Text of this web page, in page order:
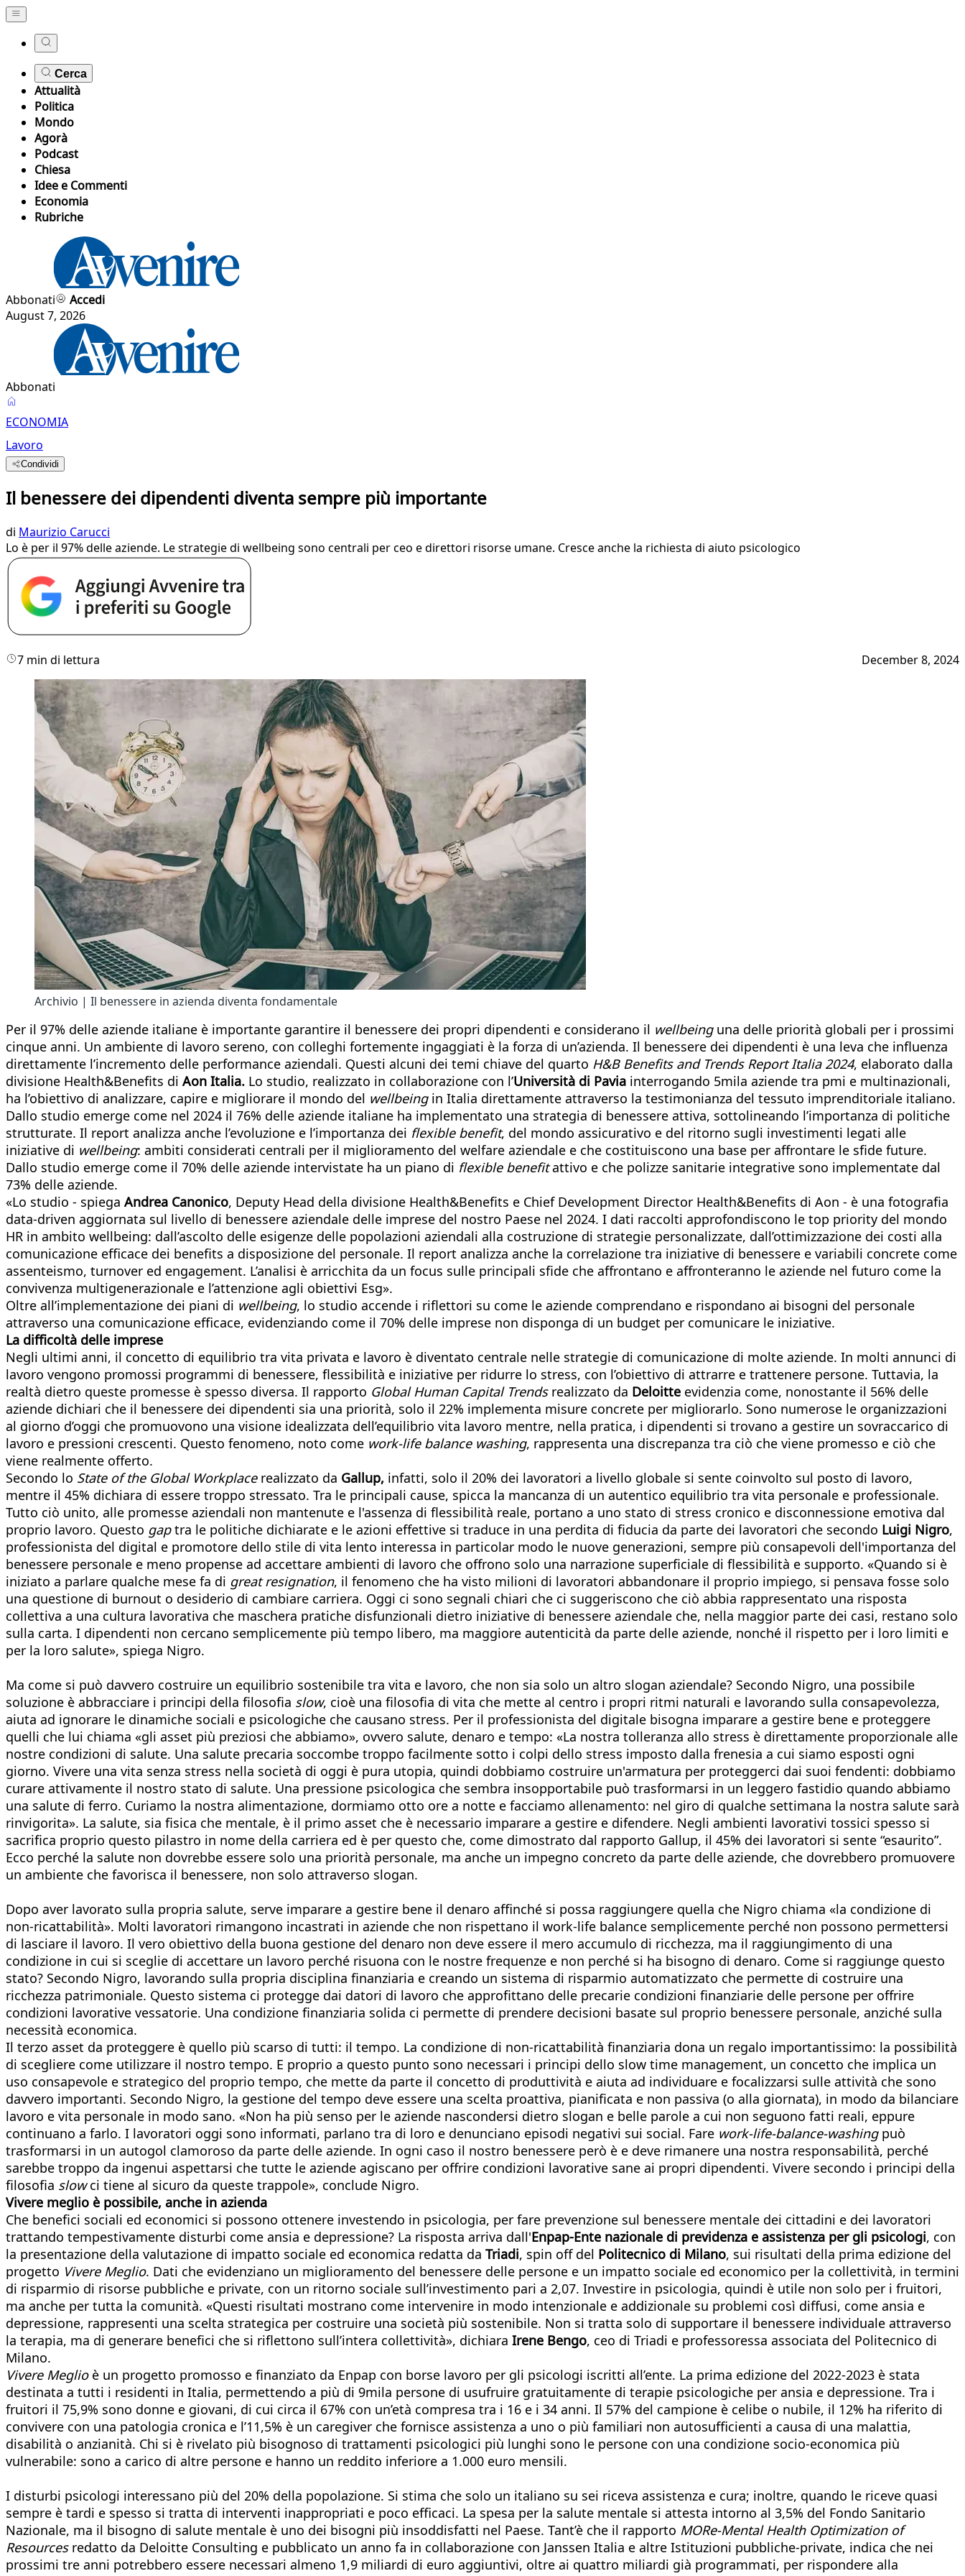
Cerca
Attualità
Politica
Mondo
Agorà
Podcast
Chiesa
Idee e Commenti
Economia
Rubriche
Abbonati
Accedi
August 7, 2026
Abbonati
ECONOMIA
Lavoro
Condividi
Il benessere dei dipendenti diventa sempre più importante
di Maurizio Carucci
Lo è per il 97% delle aziende. Le strategie di wellbeing sono centrali per ceo e direttori risorse umane. Cresce anche la richiesta di aiuto psicologico
7 min di lettura December 8, 2024
Archivio | Il benessere in azienda diventa fondamentale
Per il 97% delle aziende italiane è importante garantire il benessere dei propri dipendenti e considerano il wellbeinguna delle priorità globali per i prossimi
cinque anni. Un ambiente di lavoro sereno, con colleghi fortemente ingaggiati è la forza di un’azienda. Il benessere dei dipendenti è una leva che influenza
direttamente l’incremento delle performance aziendali. Questi alcuni dei temi chiave del quarto H&B Benefits and Trends Report Italia 2024, elaborato dalla
divisione Health&Benefits di Aon Italia. Lo studio, realizzato in collaborazione con l’Università di Pavia interrogando 5mila aziende tra pmi e multinazionali,
ha l’obiettivo di analizzare, capire e migliorare il mondo del wellbeingin Italia direttamente attraverso la testimonianza del tessuto imprenditoriale italiano.
Dallo studio emerge come nel 2024 il 76% delle aziende italiane ha implementato una strategia di benessere attiva, sottolineando l’importanza di politiche
strutturate. Il report analizza anche l’evoluzione e l’importanza dei flexible benefit, del mondo assicurativo e del ritorno sugli investimenti legati alle
iniziative di wellbeing: ambiti considerati centrali per il miglioramento del welfare aziendale e che costituiscono una base per affrontare le sfide future.
Dallo studio emerge come il 70% delle aziende intervistate ha un piano di flexible benefitattivo e che polizze sanitarie integrative sono implementate dal
73% delle aziende.
«Lo studio - spiega Andrea Canonico, Deputy Head della divisione Health&Benefits e Chief Development Director Health&Benefits di Aon - è una fotografia
data-driven aggiornata sul livello di benessere aziendale delle imprese del nostro Paese nel 2024. I dati raccolti approfondiscono le top priority del mondo
HR in ambito wellbeing: dall’ascolto delle esigenze delle popolazioni aziendali alla costruzione di strategie personalizzate, dall’ottimizzazione dei costi alla
comunicazione efficace dei benefits a disposizione del personale. Il report analizza anche la correlazione tra iniziative di benessere e variabili concrete come
assenteismo, turnover ed engagement. L’analisi è arricchita da un focus sulle principali sfide che affrontano e affronteranno le aziende nel futuro come la
convivenza multigenerazionale e l’attenzione agli obiettivi Esg».
Oltre all’implementazione dei piani di wellbeing, lo studio accende i riflettori su come le aziende comprendano e rispondano ai bisogni del personale
attraverso una comunicazione efficace, evidenziando come il 70% delle imprese non disponga di un budget per comunicare le iniziative.
La difficoltà delle imprese
Negli ultimi anni, il concetto di equilibrio tra vita privata e lavoro è diventato centrale nelle strategie di comunicazione di molte aziende. In molti annunci di
lavoro vengono promossi programmi di benessere, flessibilità e iniziative per ridurre lo stress, con l’obiettivo di attrarre e trattenere persone. Tuttavia, la
realtà dietro queste promesse è spesso diversa. Il rapporto Global Human Capital Trendsrealizzato da Deloitte evidenzia come, nonostante il 56% delle
aziende dichiari che il benessere dei dipendenti sia una priorità, solo il 22% implementa misure concrete per migliorarlo. Sono numerose le organizzazioni
al giorno d’oggi che promuovono una visione idealizzata dell’equilibrio vita lavoro mentre, nella pratica, i dipendenti si trovano a gestire un sovraccarico di
lavoro e pressioni crescenti. Questo fenomeno, noto come work-life balance washing, rappresenta una discrepanza tra ciò che viene promesso e ciò che
viene realmente offerto.
Secondo lo State of the Global Workplacerealizzato da Gallup, infatti, solo il 20% dei lavoratori a livello globale si sente coinvolto sul posto di lavoro,
mentre il 45% dichiara di essere troppo stressato. Tra le principali cause, spicca la mancanza di un autentico equilibrio tra vita personale e professionale.
Tutto ciò unito, alle promesse aziendali non mantenute e l'assenza di flessibilità reale, portano a uno stato di stress cronico e disconnessione emotiva dal
proprio lavoro. Questo gaptra le politiche dichiarate e le azioni effettive si traduce in una perdita di fiducia da parte dei lavoratori che secondo Luigi Nigro,
professionista del digital e promotore dello stile di vita lento interessa in particolar modo le nuove generazioni, sempre più consapevoli dell'importanza del
benessere personale e meno propense ad accettare ambienti di lavoro che offrono solo una narrazione superficiale di flessibilità e supporto. «Quando si è
iniziato a parlare qualche mese fa di great resignation, il fenomeno che ha visto milioni di lavoratori abbandonare il proprio impiego, si pensava fosse solo
una questione di burnout o desiderio di cambiare carriera. Oggi ci sono segnali chiari che ci suggeriscono che ciò abbia rappresentato una risposta
collettiva a una cultura lavorativa che maschera pratiche disfunzionali dietro iniziative di benessere aziendale che, nella maggior parte dei casi, restano solo
sulla carta. I dipendenti non cercano semplicemente più tempo libero, ma maggiore autenticità da parte delle aziende, nonché il rispetto per i loro limiti e
per la loro salute», spiega Nigro.
Ma come si può davvero costruire un equilibrio sostenibile tra vita e lavoro, che non sia solo un altro slogan aziendale? Secondo Nigro, una possibile
soluzione è abbracciare i principi della filosofia slow, cioè una filosofia di vita che mette al centro i propri ritmi naturali e lavorando sulla consapevolezza,
aiuta ad ignorare le dinamiche sociali e psicologiche che causano stress. Per il professionista del digitale bisogna imparare a gestire bene e proteggere
quelli che lui chiama «gli asset più preziosi che abbiamo», ovvero salute, denaro e tempo: «La nostra tolleranza allo stress è direttamente proporzionale alle
nostre condizioni di salute. Una salute precaria soccombe troppo facilmente sotto i colpi dello stress imposto dalla frenesia a cui siamo esposti ogni
giorno. Vivere una vita senza stress nella società di oggi è pura utopia, quindi dobbiamo costruire un'armatura per proteggerci dai suoi fendenti: dobbiamo
curare attivamente il nostro stato di salute. Una pressione psicologica che sembra insopportabile può trasformarsi in un leggero fastidio quando abbiamo
una salute di ferro. Curiamo la nostra alimentazione, dormiamo otto ore a notte e facciamo allenamento: nel giro di qualche settimana la nostra salute sarà
rinvigorita». La salute, sia fisica che mentale, è il primo asset che è necessario imparare a gestire e difendere. Negli ambienti lavorativi tossici spesso si
sacrifica proprio questo pilastro in nome della carriera ed è per questo che, come dimostrato dal rapporto Gallup, il 45% dei lavoratori si sente “esaurito”.
Ecco perché la salute non dovrebbe essere solo una priorità personale, ma anche un impegno concreto da parte delle aziende, che dovrebbero promuovere
un ambiente che favorisca il benessere, non solo attraverso slogan.
Dopo aver lavorato sulla propria salute, serve imparare a gestire bene il denaro affinché si possa raggiungere quella che Nigro chiama «la condizione di
non-ricattabilità». Molti lavoratori rimangono incastrati in aziende che non rispettano il work-life balance semplicemente perché non possono permettersi
di lasciare il lavoro. Il vero obiettivo della buona gestione del denaro non deve essere il mero accumulo di ricchezza, ma il raggiungimento di una
condizione in cui si sceglie di accettare un lavoro perché risuona con le nostre frequenze e non perché si ha bisogno di denaro. Come si raggiunge questo
stato? Secondo Nigro, lavorando sulla propria disciplina finanziaria e creando un sistema di risparmio automatizzato che permette di costruire una
ricchezza patrimoniale. Questo sistema ci protegge dai datori di lavoro che approfittano delle precarie condizioni finanziarie delle persone per offrire
condizioni lavorative vessatorie. Una condizione finanziaria solida ci permette di prendere decisioni basate sul proprio benessere personale, anziché sulla
necessità economica.
Il terzo asset da proteggere è quello più scarso di tutti: il tempo. La condizione di non-ricattabilità finanziaria dona un regalo importantissimo: la possibilità
di scegliere come utilizzare il nostro tempo. E proprio a questo punto sono necessari i principi dello slow time management, un concetto che implica un
uso consapevole e strategico del proprio tempo, che mette da parte il concetto di produttività e aiuta ad individuare e focalizzarsi sulle attività che sono
davvero importanti. Secondo Nigro, la gestione del tempo deve essere una scelta proattiva, pianificata e non passiva (o alla giornata), in modo da bilanciare
lavoro e vita personale in modo sano. «Non ha più senso per le aziende nascondersi dietro slogan e belle parole a cui non seguono fatti reali, eppure
continuano a farlo. I lavoratori oggi sono informati, parlano tra di loro e denunciano episodi negativi sui social. Fare work-life-balance-washingpuò
trasformarsi in un autogol clamoroso da parte delle aziende. In ogni caso il nostro benessere però è e deve rimanere una nostra responsabilità, perché
sarebbe troppo da ingenui aspettarsi che tutte le aziende agiscano per offrire condizioni lavorative sane ai propri dipendenti. Vivere secondo i principi della
filosofia slowci tiene al sicuro da queste trappole», conclude Nigro.
Vivere meglio è possibile, anche in azienda
Che benefici sociali ed economici si possono ottenere investendo in psicologia, per fare prevenzione sul benessere mentale dei cittadini e dei lavoratori
trattando tempestivamente disturbi come ansia e depressione? La risposta arriva dall'Enpap-Ente nazionale di previdenza e assistenza per gli psicologi, con
la presentazione della valutazione di impatto sociale ed economica redatta da Triadi, spin off del Politecnico di Milano, sui risultati della prima edizione del
progetto Vivere Meglio. Dati che evidenziano un miglioramento del benessere delle persone e un impatto sociale ed economico per la collettività, in termini
di risparmio di risorse pubbliche e private, con un ritorno sociale sull’investimento pari a 2,07. Investire in psicologia, quindi è utile non solo per i fruitori,
ma anche per tutta la comunità. «Questi risultati mostrano come intervenire in modo intenzionale e addizionale su problemi così diffusi, come ansia e
depressione, rappresenti una scelta strategica per costruire una società più sostenibile. Non si tratta solo di supportare il benessere individuale attraverso
la terapia, ma di generare benefici che si riflettono sull’intera collettività», dichiara Irene Bengo, ceo di Triadi e professoressa associata del Politecnico di
Milano.
Vivere Meglioè un progetto promosso e finanziato da Enpap con borse lavoro per gli psicologi iscritti all’ente. La prima edizione del 2022-2023 è stata
destinata a tutti i residenti in Italia, permettendo a più di 9mila persone di usufruire gratuitamente di terapie psicologiche per ansia e depressione. Tra i
fruitori il 75,9% sono donne e giovani, di cui circa il 67% con un’età compresa tra i 16 e i 34 anni. Il 57% del campione è celibe o nubile, il 12% ha riferito di
convivere con una patologia cronica e l’11,5% è un caregiver che fornisce assistenza a uno o più familiari non autosufficienti a causa di una malattia,
disabilità o anzianità. Chi si è rivelato più bisognoso di trattamenti psicologici più lunghi sono le persone con una condizione socio-economica più
vulnerabile: sono a carico di altre persone e hanno un reddito inferiore a 1.000 euro mensili.
I disturbi psicologi interessano più del 20% della popolazione. Si stima che solo un italiano su sei riceva assistenza e cura; inoltre, quando le riceve quasi
sempre è tardi e spesso si tratta di interventi inappropriati e poco efficaci. La spesa per la salute mentale si attesta intorno al 3,5% del Fondo Sanitario
Nazionale, ma il bisogno di salute mentale è uno dei bisogni più insoddisfatti nel Paese. Tant’è che il rapporto MORe-Mental Health Optimization of
Resourcesredatto da Deloitte Consulting e pubblicato un anno fa in collaborazione con Janssen Italia e altre Istituzioni pubbliche-private, indica che nei
prossimi tre anni potrebbero essere necessari almeno 1,9 miliardi di euro aggiuntivi, oltre ai quattro miliardi già programmati, per rispondere alla